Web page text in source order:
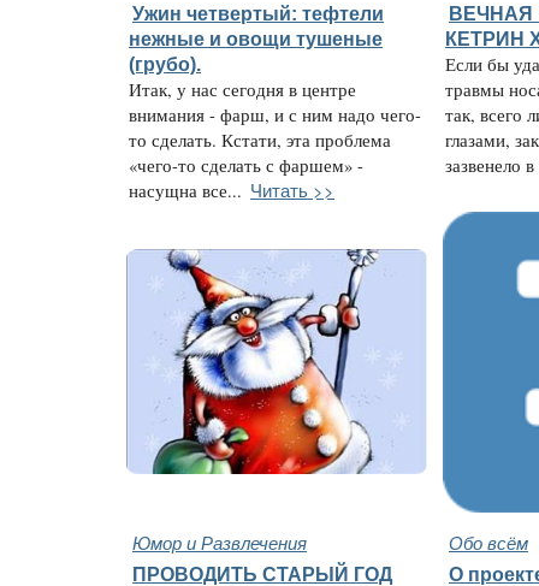
Ужин четвертый: тефтели
нежные и овощи тушеные
(грубо).
Итак, у нас сегодня в центре
внимания - фарш, и с ним надо чего-
то сделать. Кстати, эта проблема
«чего-то сделать с фаршем» -
насущна все... Читать >>
ВЕЧНАЯ
КЕТРИН
Если бы
травмы
так, всего
глазами,
зазвенело
Юмор и Развлечения Обо всём
ПРОВОДИТЬ СТАРЫЙ ГОД
О